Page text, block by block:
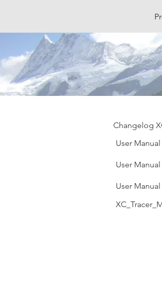
Changelog
User Manual
User Manual
User Manual